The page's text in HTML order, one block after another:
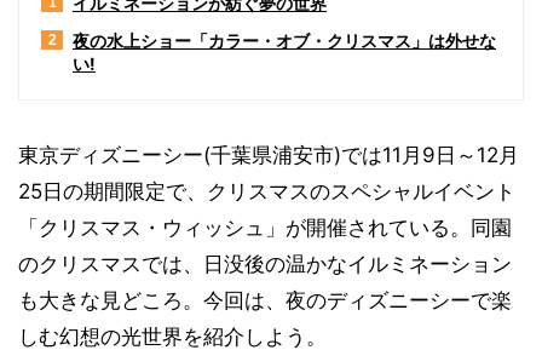
2
夜の水上ショー「カラー・オブ・クリスマス」は外せな
い!
東京ディズニーシー(千葉県浦安市)では11月9日～12月
25日の期間限定で、クリスマスのスペシャルイベント
「クリスマス・ウィッシュ」が開催されている。同園
のクリスマスでは、日没後の温かなイルミネーション
も大きな見どころ。今回は、夜のディズニーシーで楽
しむ幻想の光世界を紹介しよう。